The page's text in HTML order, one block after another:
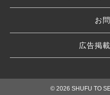
お
広告掲
© 2026 SHUFU TO